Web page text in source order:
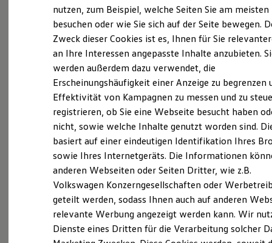
Reichweite der ID. Modelle
Reichweite im Winter
Laden
Laden unterwegs
Laden Zuhause
Ladezeitensimulator
Batterie
Sicherheit
Garantie und Lebensdauer
Nachhaltigkeit
Technologie
Kosten und Kauf
Verbrauchskosten
Kaufoptionen
E-Auto-Förderung
Software und Konnektivität
Die ID. Software 6
ID. Software Versionen und Updates
Digitale Extras
Schnittstellen zu Ihrem ID.
Probefahrt vereinbaren
Fahrzeugangebot anfordern
Servicetermin buchen
Serviceanfrage stellen
nutzen, zum Beispiel, welche Seiten Sie am meisten
besuchen oder wie Sie sich auf der Seite bewegen.
Zweck dieser Cookies ist es, Ihnen für Sie
an Ihre Interessen angepasste Inhalte anzubieten.
werden außerdem dazu verwendet, die
Erscheinungshäufigkeit einer Anzeige zu begrenzen
Effektivität von Kampagnen zu messen und zu
registrieren, ob Sie eine Webseite besucht haben
nicht, sowie welche Inhalte genutzt worden sind.
basiert auf einer eindeutigen Identifikation Ihres
sowie Ihres Internetgeräts. Die Informationen
anderen Webseiten oder Seiten Dritter, wie z.B.
Volkswagen Konzerngesellschaften oder
geteilt werden, sodass Ihnen auch auf anderen
relevante Werbung angezeigt werden kann. Wir
Dienste eines Dritten für die Verarbeitung solcher